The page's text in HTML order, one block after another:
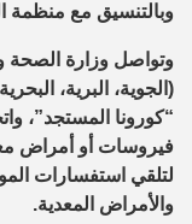
وبالتنسيق مع منظمة
وتواصل وزارة الصحة
(الجوية، البرية،
“كورونا المستجد”،
لتلقي استفسارات
والأمراض المعدية.